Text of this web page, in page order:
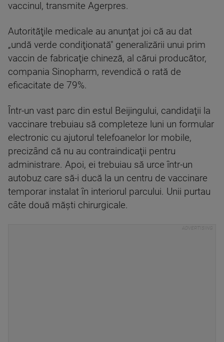
vaccinul, transmite Agerpres.
Autorităţile medicale au anunţat joi că au dat
„undă verde condiţionată" generalizării unui prim
vaccin de fabricaţie chineză, al cărui producător,
compania Sinopharm, revendică o rată de
eficacitate de 79%.
Într-un vast parc din estul Beijingului, candidaţii la
vaccinare trebuiau să completeze luni un formular
electronic cu ajutorul telefoanelor lor mobile,
precizând că nu au contraindicaţii pentru
administrare. Apoi, ei trebuiau să urce într-un
autobuz care să-i ducă la un centru de vaccinare
temporar instalat în interiorul parcului. Unii purtau
câte două măşti chirurgicale.